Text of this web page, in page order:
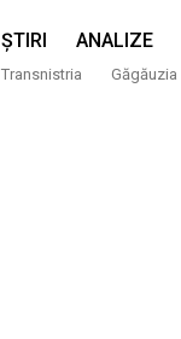
ȘTIRI ANALIZE
Transnistria Găgăuzia